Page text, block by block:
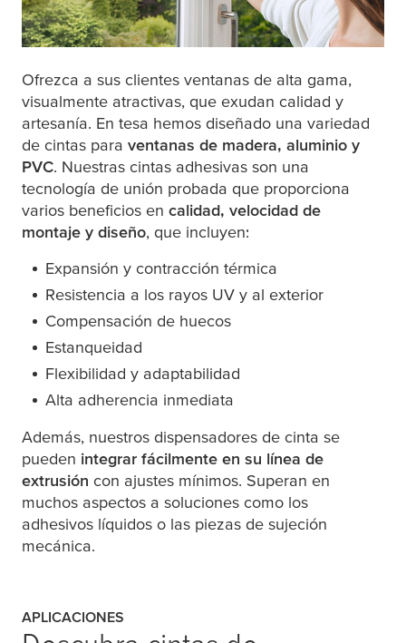
Ofrezca a sus clientes ventanas de alta gama,
visualmente atractivas, que exudan calidad y
artesanía. En tesa hemos diseñado una variedad
de cintas para ventanas de madera, aluminio y
PVC. Nuestras cintas adhesivas son una
tecnología de unión probada que proporciona
varios beneficios en calidad, velocidad de
montaje y diseño, que incluyen:
Expansión y contracción térmica
Resistencia a los rayos UV y al exterior
Compensación de huecos
Estanqueidad
Flexibilidad y adaptabilidad
Alta adherencia inmediata
Además, nuestros dispensadores de cinta se
pueden integrar fácilmente en su línea de
extrusión con ajustes mínimos. Superan en
muchos aspectos a soluciones como los
adhesivos líquidos o las piezas de sujeción
mecánica.
APLICACIONES